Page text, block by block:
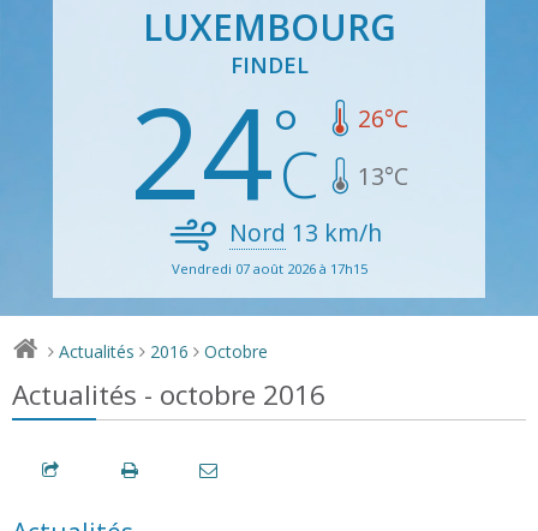
LUXEMBOURG
FINDEL
24 26°C
13°C
Nord 13 km/h
Vendredi 07 août 2026 à 17h15
> Actualités > 2016 > Octobre
Actualités - octobre 2016